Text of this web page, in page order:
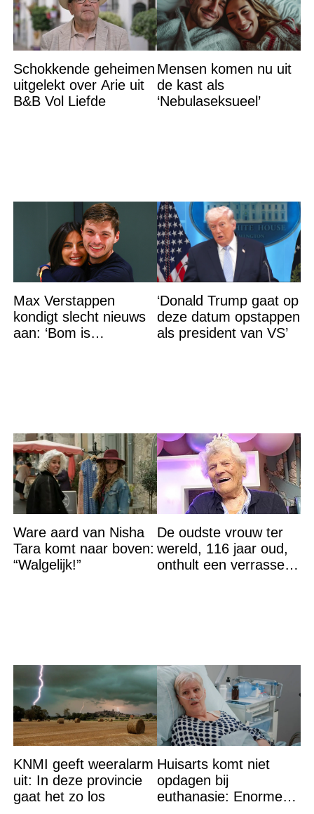
Schokkende geheimen
uitgelekt over Arie uit
B&B Vol Liefde
Mensen komen nu uit
de kast als
‘Nebulaseksueel’
Max Verstappen
kondigt slecht nieuws
aan: ‘Bom is
‘Donald Trump gaat op
deze datum opstappen
als president van VS’
Ware aard van Nisha
Tara komt naar boven:
“Walgelijk!”
De oudste vrouw ter
wereld, 116 jaar oud,
onthult een verrassend
KNMI geeft weeralarm
uit: In deze provincie
gaat het zo los
Huisarts komt niet
opdagen bij
euthanasie: Enorme